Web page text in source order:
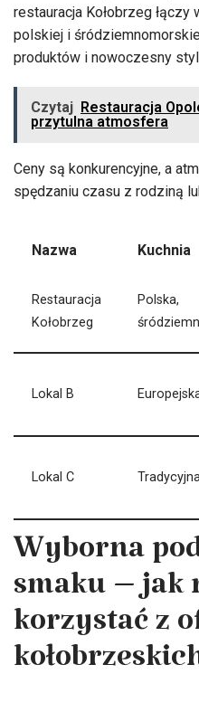
restauracja Kołobrzeg łączy
polskiej i
produktów i nowoczesny
Czytaj Restauracja
przytulna atmosfera
Ceny są konkurencyjne, a
spędzaniu czasu z rodziną
Nazwa Kuchnia
Restauracja
Kołobrzeg
Polska,
Lokal B
Lokal C
Wyborna
smaku – jak
korzystać z